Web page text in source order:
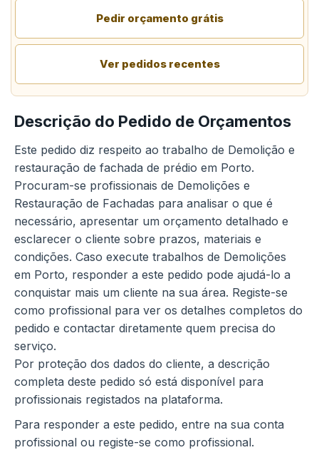
Pedir orçamento grátis
Ver pedidos recentes
Descrição do Pedido de Orçamentos
Este pedido diz respeito ao trabalho de Demolição e
restauração de fachada de prédio em Porto.
Procuram-se profissionais de Demolições e
Restauração de Fachadas para analisar o que é
necessário, apresentar um orçamento detalhado e
esclarecer o cliente sobre prazos, materiais e
condições. Caso execute trabalhos de Demolições
em Porto, responder a este pedido pode ajudá-lo a
conquistar mais um cliente na sua área. Registe-se
como profissional para ver os detalhes completos do
pedido e contactar diretamente quem precisa do
serviço.
Por proteção dos dados do cliente, a descrição
completa deste pedido só está disponível para
profissionais registados na plataforma.
Para responder a este pedido, entre na sua conta
profissional ou registe-se como profissional.